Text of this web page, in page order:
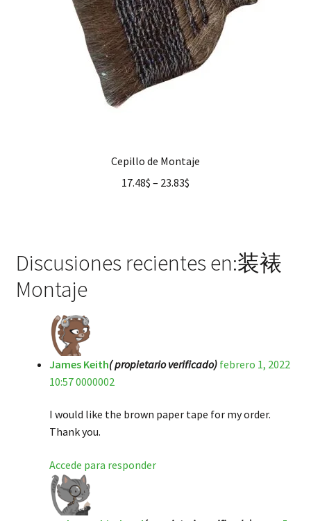
Cepillo de Montaje
17.48$ – 23.83$
Discusiones recientes en:装裱
Montaje
James Keith( propietario verificado) febrero 1, 2022
10:57 0000002
I would like the brown paper tape for my order.
Thank you.
Accede para responder